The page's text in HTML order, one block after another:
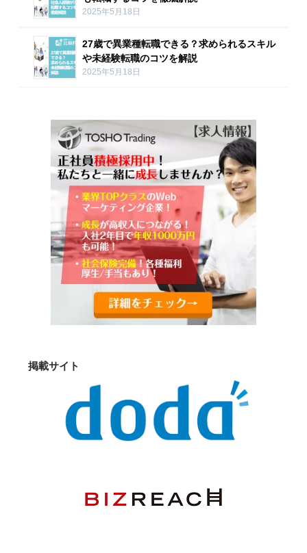
2025年5月18日
27歳で異業種転職できる？求められるスキル
や未経験転職のコツを解説
2025年5月18日
掲載サイト